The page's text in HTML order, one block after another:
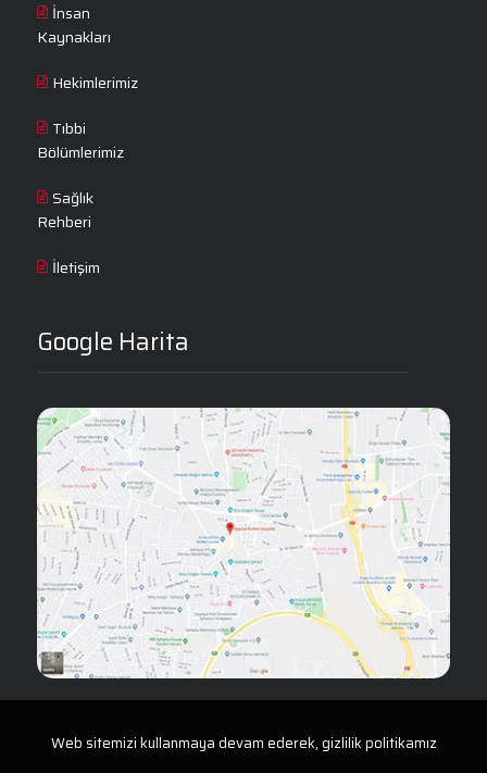
Web sitemizi kullanmaya devam ederek, gizlilik politikamız
İnsan
Kaynakları
Hekimlerimiz
Tıbbi
Bölümlerimiz
Sağlık
Rehberi
İletişim
Google Harita